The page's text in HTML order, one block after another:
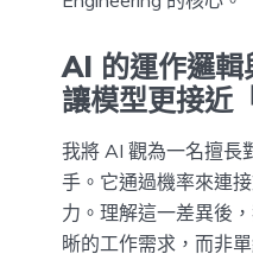
AI 的運作邏輯
讓模型更接近
我將 AI 觀為一名擅長
手。它通過機率來連
力。理解這一差異後
晰的工作需求，而非